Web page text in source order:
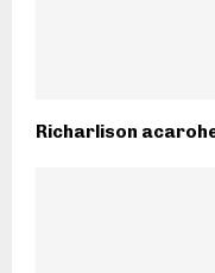
Richarlison